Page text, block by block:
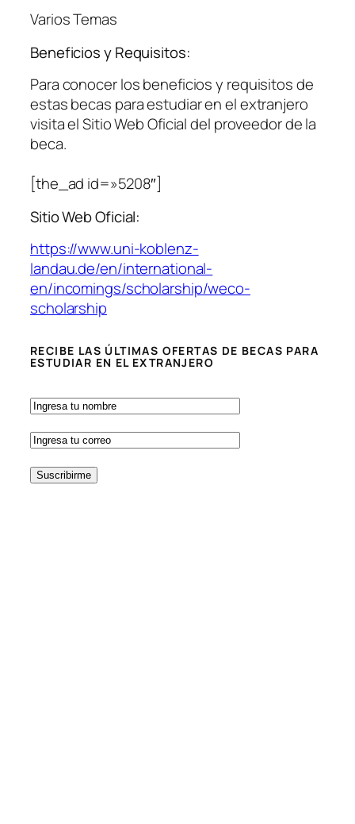
Varios Temas
Beneficios y Requisitos:
Para conocer los beneficios y requisitos de
estas becas para estudiar en el extranjero
visita el Sitio Web Oficial del proveedor de la
beca.
[the_ad id=»5208″]
Sitio Web Oficial:
https://www.uni-koblenz-
landau.de/en/international-
en/incomings/scholarship/weco-
scholarship
RECIBE LAS ÚLTIMAS OFERTAS DE BECAS PARA
ESTUDIAR EN EL EXTRANJERO